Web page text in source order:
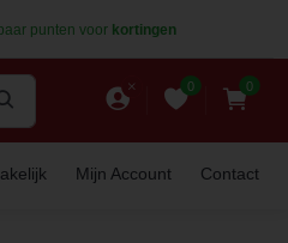
punten voor kortingen
0 0
Mijn Account Contact